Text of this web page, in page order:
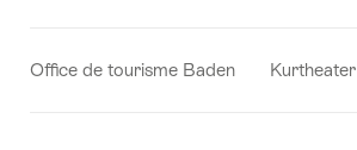
Office de tourisme Baden Kurtheater